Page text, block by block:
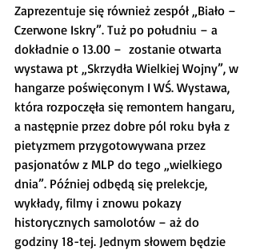
Zaprezentuje się również zespół „Biało –
Czerwone Iskry”. Tuż po południu – a
dokładnie o 13.00 –  zostanie otwarta
wystawa pt „Skrzydła Wielkiej Wojny”, w
hangarze poświęconym I WŚ. Wystawa,
która rozpoczęła się remontem hangaru,
a następnie przez dobre pól roku była z
pietyzmem przygotowywana przez
pasjonatów z MLP do tego „wielkiego
dnia”. Później odbędą się prelekcje,
wykłady, filmy i znowu pokazy
historycznych samolotów – aż do
godziny 18-tej. Jednym słowem będzie